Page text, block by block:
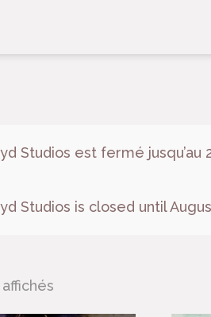
Studios est fermé
Studios is closed until